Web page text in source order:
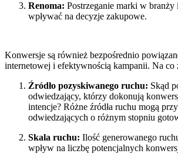
Renoma: Postrzeganie marki w
wpływać na decyzje zakupowe.
Konwersje są również bezpośrednio
internetowej i efektywnością kampanii. Na co
Źródło pozyskiwanego ruchu: Skąd
odwiedzający, którzy dokonują
intencje? Różne źródła ruchu mogą
odwiedzających o różnym stopniu
Skala ruchu: Ilość generowanego
wpływ na liczbę potencjalnych